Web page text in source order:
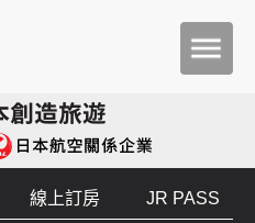
線上訂房 JR PASS